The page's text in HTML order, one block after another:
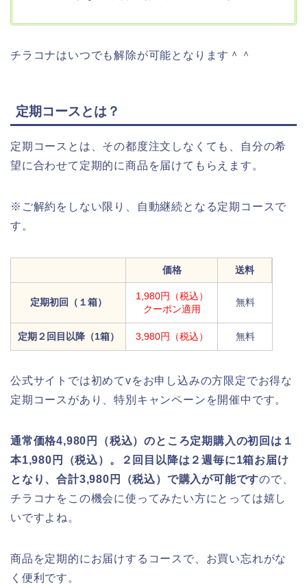
チラコナはいつでも解除が可能となります＾＾
定期コースとは？
定期コースとは、その都度注文しなくても、自分の希
望に合わせて定期的に商品を届けてもらえます。
※ご解約をしない限り、自動継続となる定期コースで
す。
価格 送料
定期初回（１箱）
1,980円（税込）
クーポン適用
無料
定期２回目以降（1箱） 3,980円（税込） 無料
公式サイトでは初めてvをお申し込みの方限定でお得な
定期コースがあり、特別キャンペーンを開催中です。
通常価格4,980円（税込）のところ定期購入の初回は１
本1,980円（税込）。２回目以降は２週毎に1箱お届け
となり、合計3,980円（税込）で購入が可能ですので、
チラコナをこの機会に使ってみたい方にとっては嬉し
いですよね。
商品を定期的にお届けするコースで、お買い忘れがな
く便利です。